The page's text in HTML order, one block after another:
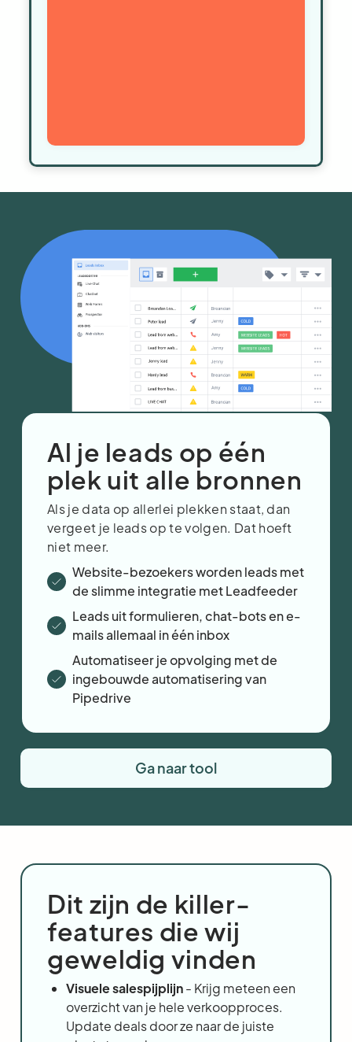
Al je leads op één
plek uit alle bronnen
Als je data op allerlei plekken staat, dan
vergeet je leads op te volgen. Dat hoeft
niet meer.
Website-bezoekers worden leads met
de slimme integratie met Leadfeeder
Leads uit formulieren, chat-bots en e-
mails allemaal in één inbox
Automatiseer je opvolging met de
ingebouwde automatisering van
Pipedrive
Ga naar tool
Dit zijn de killer-
features die wij
geweldig vinden
Visuele salespijplijn- Krijg meteen een
overzicht van je hele verkoopproces.
Update deals door ze naar de juiste